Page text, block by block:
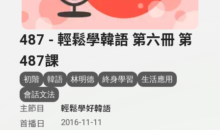
487 - 輕鬆學韓語 第六冊 第
487課
初階 韓語 林明德 終身學習
生活應用
會話文法
主節目
輕鬆學好韓語
首播日
2016-11-11